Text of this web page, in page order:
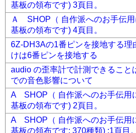
基板の領布です) 3頁目。
Ａ SHOP（ 自作派へのお手伝用
基板の領布です) 4頁目。
6Z-DH3Aの1番ピンを接地する理
けは6番ピンを接地する
audio の歪率計で計測できるこ
での音色影響について
A SHOP（ 自作派へのお手伝用
基板の領布です) 2頁目。
A SHOP（ 自作派へのお手伝用
基板の領布です: 370種類) :1頁目